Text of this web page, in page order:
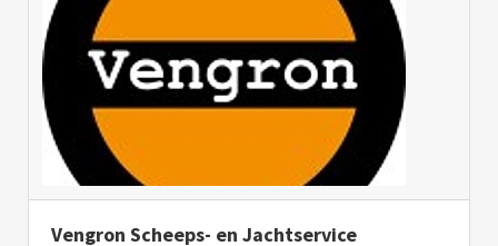
Vengron Scheeps- en Jachtservice